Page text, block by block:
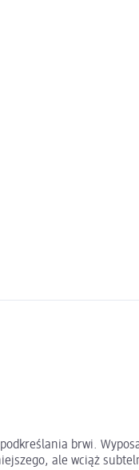
brwi.
ale wciąż